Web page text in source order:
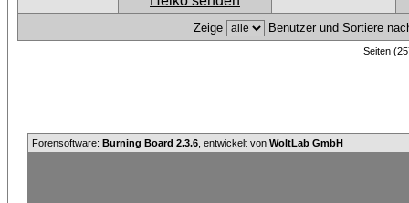
Zeige Benutzer und Sortiere
Seiten
Forensoftware: Burning Board 2.3.6 , entwickelt von WoltLab GmbH